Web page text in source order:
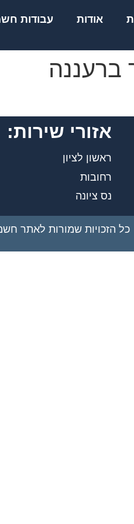
אודות עבודות
ברעננה
אזורי שירות:
ראשון לציון
רחובות
נס ציונה
כל הזכויות שמורות לאתר